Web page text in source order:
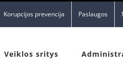
Korupcijos prevencija Paslaugos
Veiklos sritys